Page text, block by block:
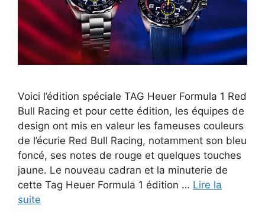
Voici l’édition spéciale TAG Heuer Formula 1 Red
Bull Racing et pour cette édition, les équipes de
design ont mis en valeur les fameuses couleurs
de l’écurie Red Bull Racing, notamment son bleu
foncé, ses notes de rouge et quelques touches
jaune. Le nouveau cadran et la minuterie de
cette Tag Heuer Formula 1 édition … Lire la
suite